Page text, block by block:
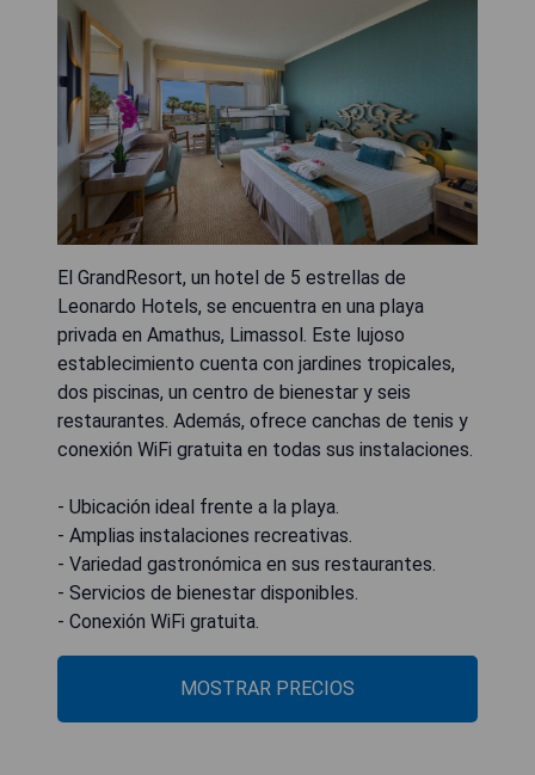
El GrandResort, un hotel de 5 estrellas de
Leonardo Hotels, se encuentra en una playa
privada en Amathus, Limassol. Este lujoso
establecimiento cuenta con jardines tropicales,
dos piscinas, un centro de bienestar y seis
restaurantes. Además, ofrece canchas de tenis y
conexión WiFi gratuita en todas sus instalaciones.
- Ubicación ideal frente a la playa.
- Amplias instalaciones recreativas.
- Variedad gastronómica en sus restaurantes.
- Servicios de bienestar disponibles.
- Conexión WiFi gratuita.
MOSTRAR PRECIOS